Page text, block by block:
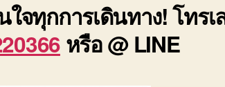
ใจทุกการเดินทาง! โทรเ
หรือ @ LINE